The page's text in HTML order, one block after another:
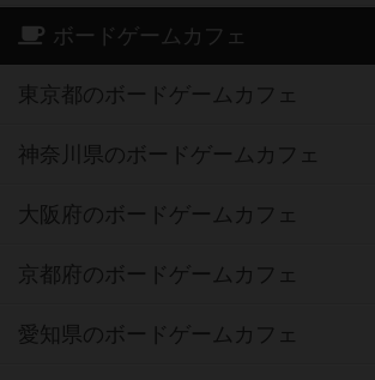
ボードゲームカフェ
東京都のボードゲームカフェ
神奈川県のボードゲームカフェ
大阪府のボードゲームカフェ
京都府のボードゲームカフェ
愛知県のボードゲームカフェ